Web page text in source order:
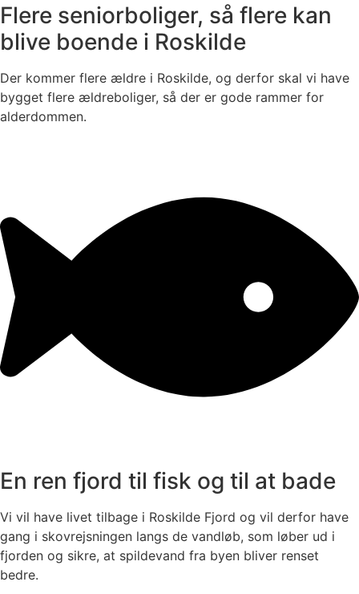
Flere seniorboliger, så flere kan
blive boende i Roskilde
Der kommer flere ældre i Roskilde, og derfor skal vi have
bygget flere ældreboliger, så der er gode rammer for
alderdommen.
En ren fjord til fisk og til at bade
Vi vil have livet tilbage i Roskilde Fjord og vil derfor have
gang i skovrejsningen langs de vandløb, som løber ud i
fjorden og sikre, at spildevand fra byen bliver renset
bedre.